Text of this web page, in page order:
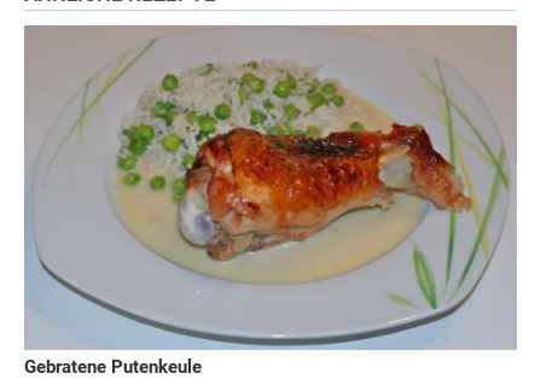
Gebratene Putenkeule